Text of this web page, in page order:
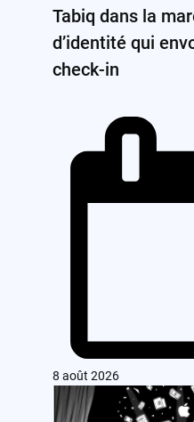
Tabiq dans la
d’identité qui
check-in
8 août 2026